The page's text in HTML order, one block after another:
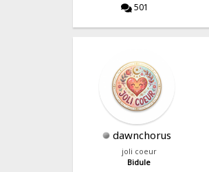
501
dawnchorus
joli coeur
Bidule